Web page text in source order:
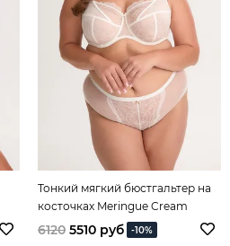
Тонкий мягкий бюстгальтер на
косточках Meringue Cream
6120 5510 руб -10%